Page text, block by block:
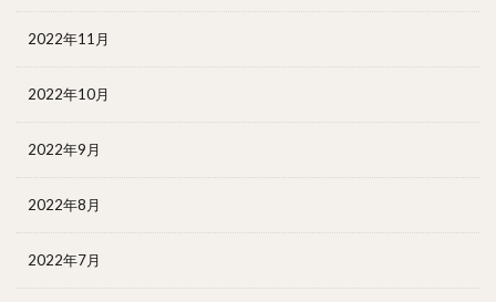
2022年11月
2022年10月
2022年9月
2022年8月
2022年7月